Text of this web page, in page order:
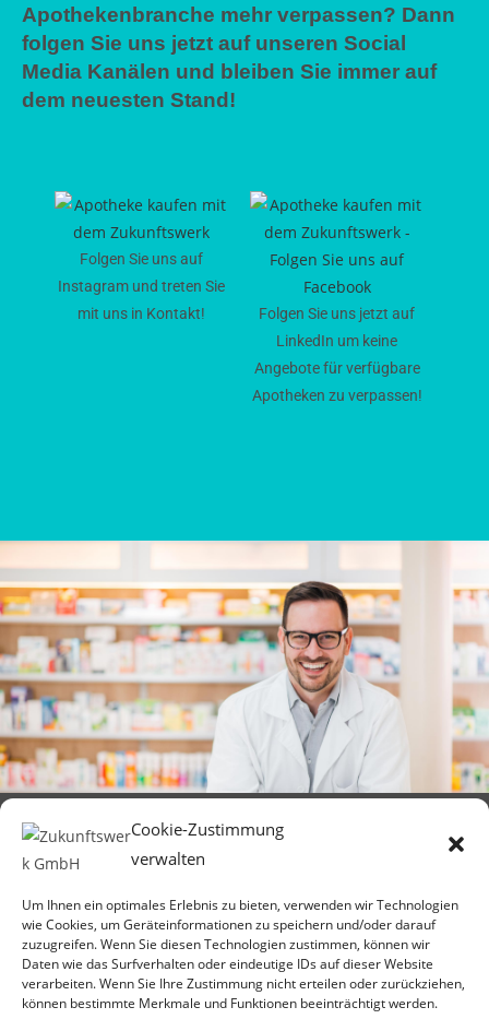
Cookie-Zustimmung
verwalten
Um Ihnen ein optimales Erlebnis zu bieten, verwenden wir Technologien
wie Cookies, um Geräteinformationen zu speichern und/oder darauf
zuzugreifen. Wenn Sie diesen Technologien zustimmen, können wir
Daten wie das Surfverhalten oder eindeutige IDs auf dieser Website
verarbeiten. Wenn Sie Ihre Zustimmung nicht erteilen oder zurückziehen,
können bestimmte Merkmale und Funktionen beeinträchtigt werden.
Apothekenbranche mehr verpassen? Dann
folgen Sie uns jetzt auf unseren Social
Media Kanälen und bleiben Sie immer auf
dem neuesten Stand!
Folgen Sie uns auf
Instagram und treten Sie
mit uns in Kontakt!
Folgen Sie uns jetzt auf
LinkedIn um keine
Angebote für verfügbare
Apotheken zu verpassen!
Zukunftswerk GmbH
Stau 51
26122 Oldenburg
Telefon: 0441 68034030